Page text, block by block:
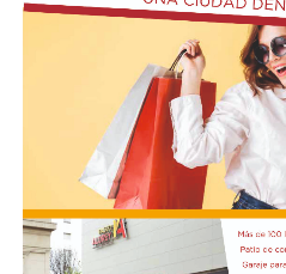
Finalmente, sostuvo que la
representa un respaldo
las comunidades costeras
inicio del proyecto y expresó
pronunciamiento contribuya
profunda de sus impactos
obras continúen. Radio
Según la denuncia, durante
organizaciones sociales,
inmediaciones del Senado,
arrojó piedras, escombros y
contra los efectivos de las
apostados en el lugar, y que
bancos públicos para usarlos
se registraron daños en
vehículos policiales.